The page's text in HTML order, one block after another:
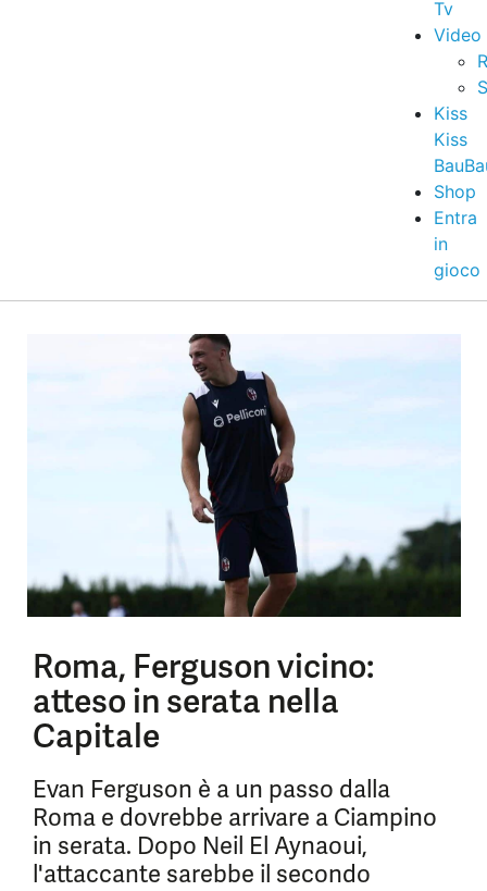
Tv
Video
Kiss
Kiss
Shop
Entra
in
gioco
Roma, Ferguson vicino:
atteso in serata nella
Capitale
Evan Ferguson è a un passo dalla
Roma e dovrebbe arrivare a Ciampino
in serata. Dopo Neil El Aynaoui,
l'attaccante sarebbe il secondo